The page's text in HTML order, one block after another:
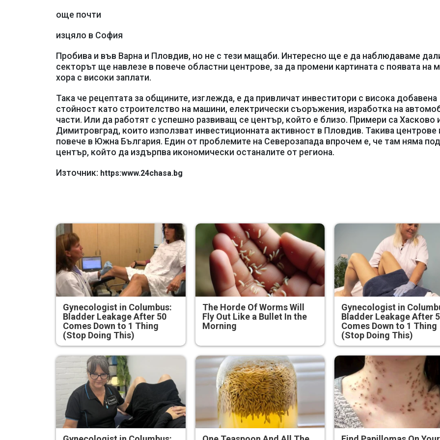
още почти
изцяло в София
Пробива и във Варна и Пловдив, но не с тези мащаби. Интересно ще е да наблюдаваме
секторът ще навлезе в повече областни центрове, за да промени картината с появата на
хора с високи заплати.
Така че рецептата за общините, изглежда, е да привличат инвеститори с висока добавена
стойност като строителство на машини, електрически съоръжения, изработка на
части. Или да работят с успешно развиващ се център, който е близо. Примери са Хасково
Димитровград, които използват инвестиционната активност в Пловдив. Такива центрове
повече в Южна България. Един от проблемите на Северозапада впрочем е, че там няма
център, който да издърпва икономически останалите от региона.
Източник: https:www.24chasa.bg
Gynecologist in Columbus:
Bladder Leakage After 50
Comes Down to 1 Thing
(Stop Doing This)
The Horde Of Worms Will
Fly Out Like a Bullet In the
Morning
Gynecologist in
Bladder Leakage After
Comes Down to 1 Thing
(Stop Doing This)